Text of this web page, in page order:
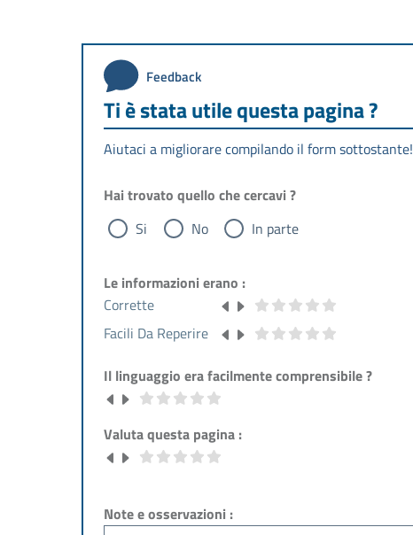
Feedback
Ti è stata utile questa pagina ?
Aiutaci a migliorare compilando il form sottostante!
Hai trovato quello che cercavi ?
Si
No In parte
Le informazioni erano :
Corrette
Facili Da Reperire
Il linguaggio era facilmente comprensibile ?
Valuta questa pagina :
Note e osservazioni :